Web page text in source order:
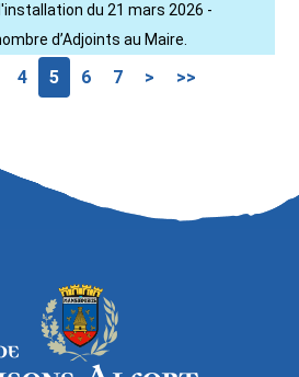
du 21 mars 2026 -
d’Adjoints au Maire.
4 5 6 7 > >>